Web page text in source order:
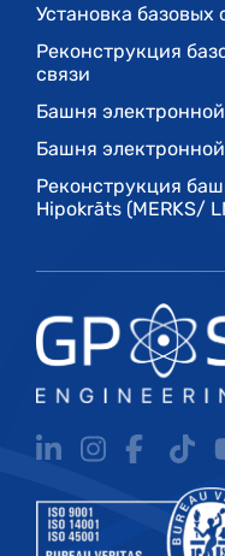
Установка базовых
Реконструкция
связи
Башня
Башня
Реконструкция
Hipokrāts (MERKS/